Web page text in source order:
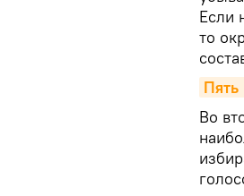
Если
то
Пять
Во